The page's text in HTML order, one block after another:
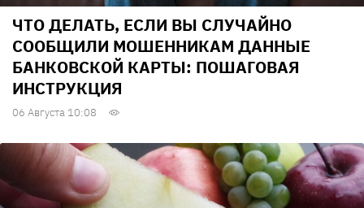
ЧТО ДЕЛАТЬ, ЕСЛИ ВЫ СЛУЧАЙНО
СООБЩИЛИ МОШЕННИКАМ ДАННЫЕ
БАНКОВСКОЙ КАРТЫ: ПОШАГОВАЯ
ИНСТРУКЦИЯ
06 Августа 10:08